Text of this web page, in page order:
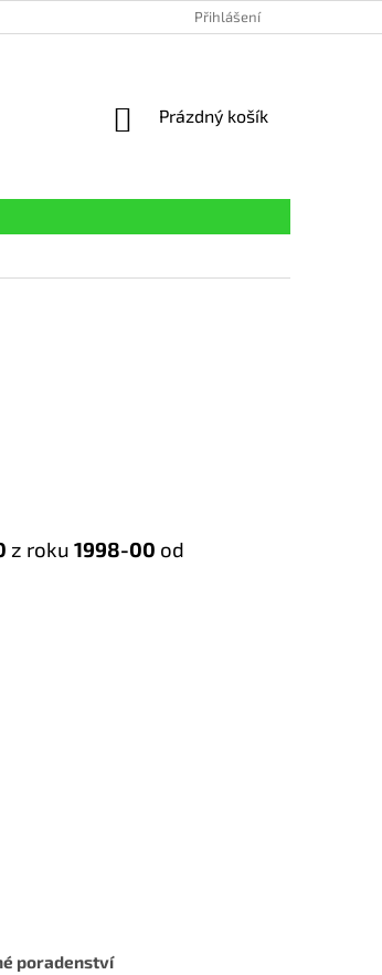
Přihlášení
NÁKUPNÍ
Prázdný košík
z roku 1998-00 od
poradenství